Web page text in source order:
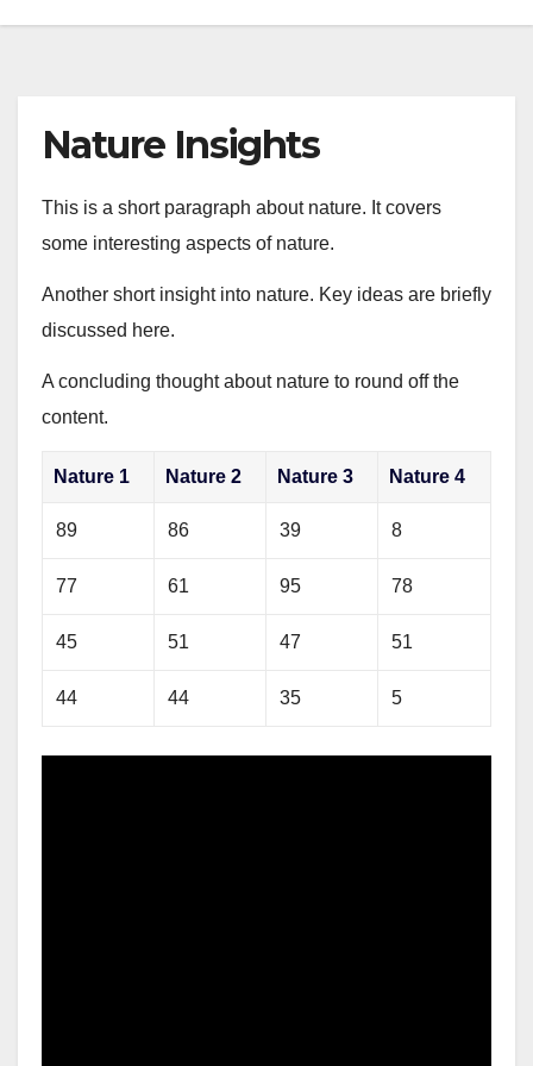
Nature Insights
This is a short paragraph about nature. It covers
some interesting aspects of nature.
Another short insight into nature. Key ideas are briefly
discussed here.
A concluding thought about nature to round off the
content.
Nature 1 Nature 2 Nature 3 Nature 4
89 86 39 8
77 61 95 78
45 51 47 51
44 44 35 5